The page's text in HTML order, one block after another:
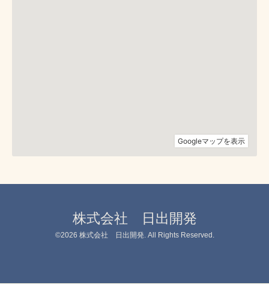
株式会社 日出開発
©2026 株式会社 日出開発 . All Rights Reserved.